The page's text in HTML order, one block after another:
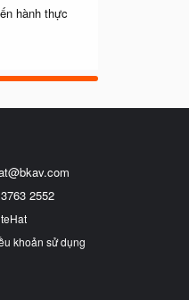
hành thực
2552
khoản sử dụng